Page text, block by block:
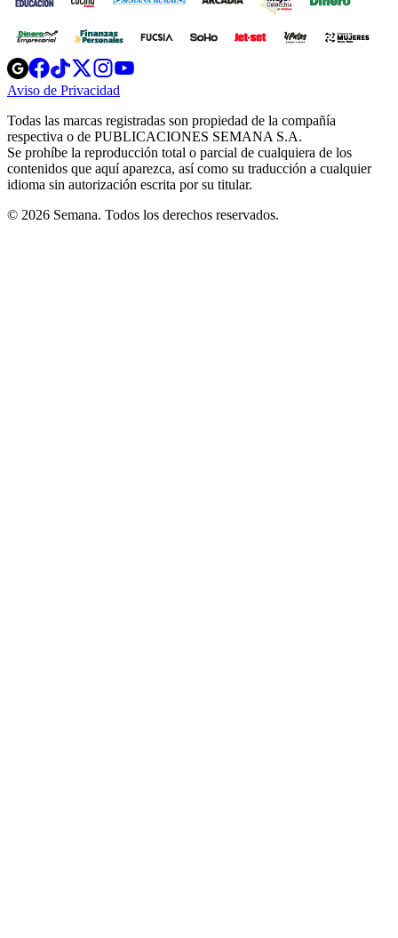
Opens
in
new
Opens
in
new
Opens
in
new
window
Opens
new
windowwindow
Aviso de Privacidad
new
window
Todas las marcas registradas son propiedad de la compañía
respectiva o de PUBLICACIONES SEMANA S.A.
Se prohíbe la reproducción total o parcial de cualquiera de los
contenidos que aquí aparezca, así como su traducción a cualquier
idioma sin autorización escrita por su titular.
© 2026 Semana. Todos los derechos reservados.